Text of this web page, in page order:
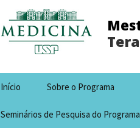
Início Sobre o Programa
Seminários de Pesquisa do Programa